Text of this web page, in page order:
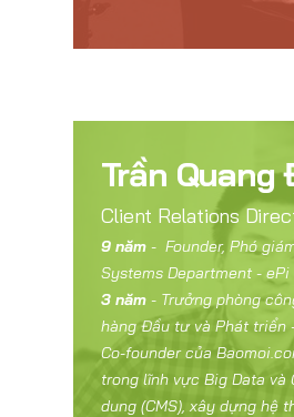
Trần Quang
Client Relations
9 năm- Founder, Phó
Systems Department - ePi
3 năm- Trưởng phòng
hàng Đầu tư và Phát triển
Co-founder của
trong lĩnh vực Big Data và
dung (CMS), xây dựng hệ